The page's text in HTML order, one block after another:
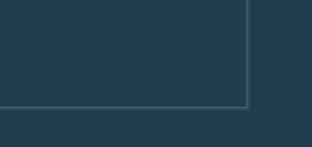
scenie!